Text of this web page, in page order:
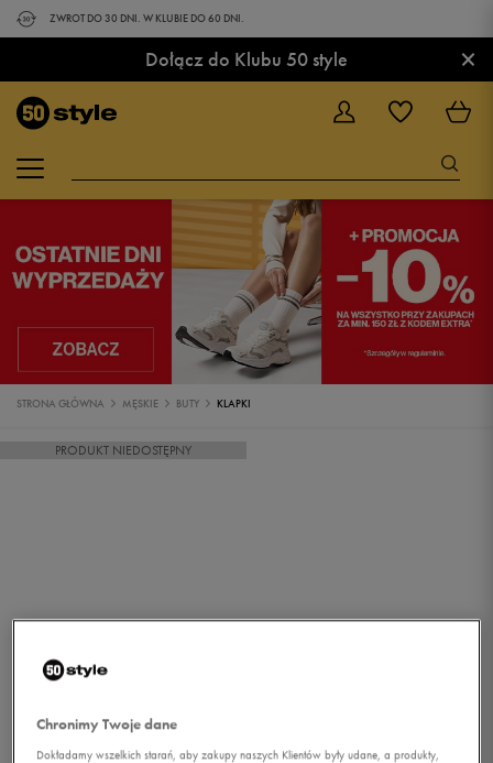
ZWROT DO 30 DNI. W KLUBIE DO 60 DNI.
Dołącz do Klubu 50 style ×
STRONA GŁÓWNA MĘSKIE BUTY KLAPKI
PRODUKT NIEDOSTĘPNY
Chronimy Twoje dane
Dokładamy wszelkich starań, aby zakupy naszych Klientów były udane, a produkty,